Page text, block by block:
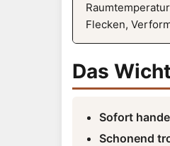
Flecken,
Das
Sofort
Schonend